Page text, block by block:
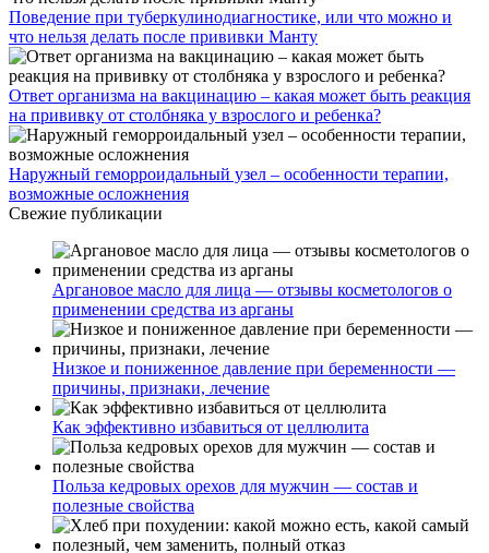
Поведение при туберкулинодиагностике, или что можно и
что нельзя делать после прививки Манту
Ответ организма на вакцинацию – какая может быть реакция
на прививку от столбняка у взрослого и ребенка?
Наружный геморроидальный узел – особенности терапии,
возможные осложнения
Свежие публикации
Аргановое масло для лица — отзывы косметологов о
применении средства из арганы
Низкое и пониженное давление при беременности —
причины, признаки, лечение
Как эффективно избавиться от целлюлита
Польза кедровых орехов для мужчин — состав и
полезные свойства